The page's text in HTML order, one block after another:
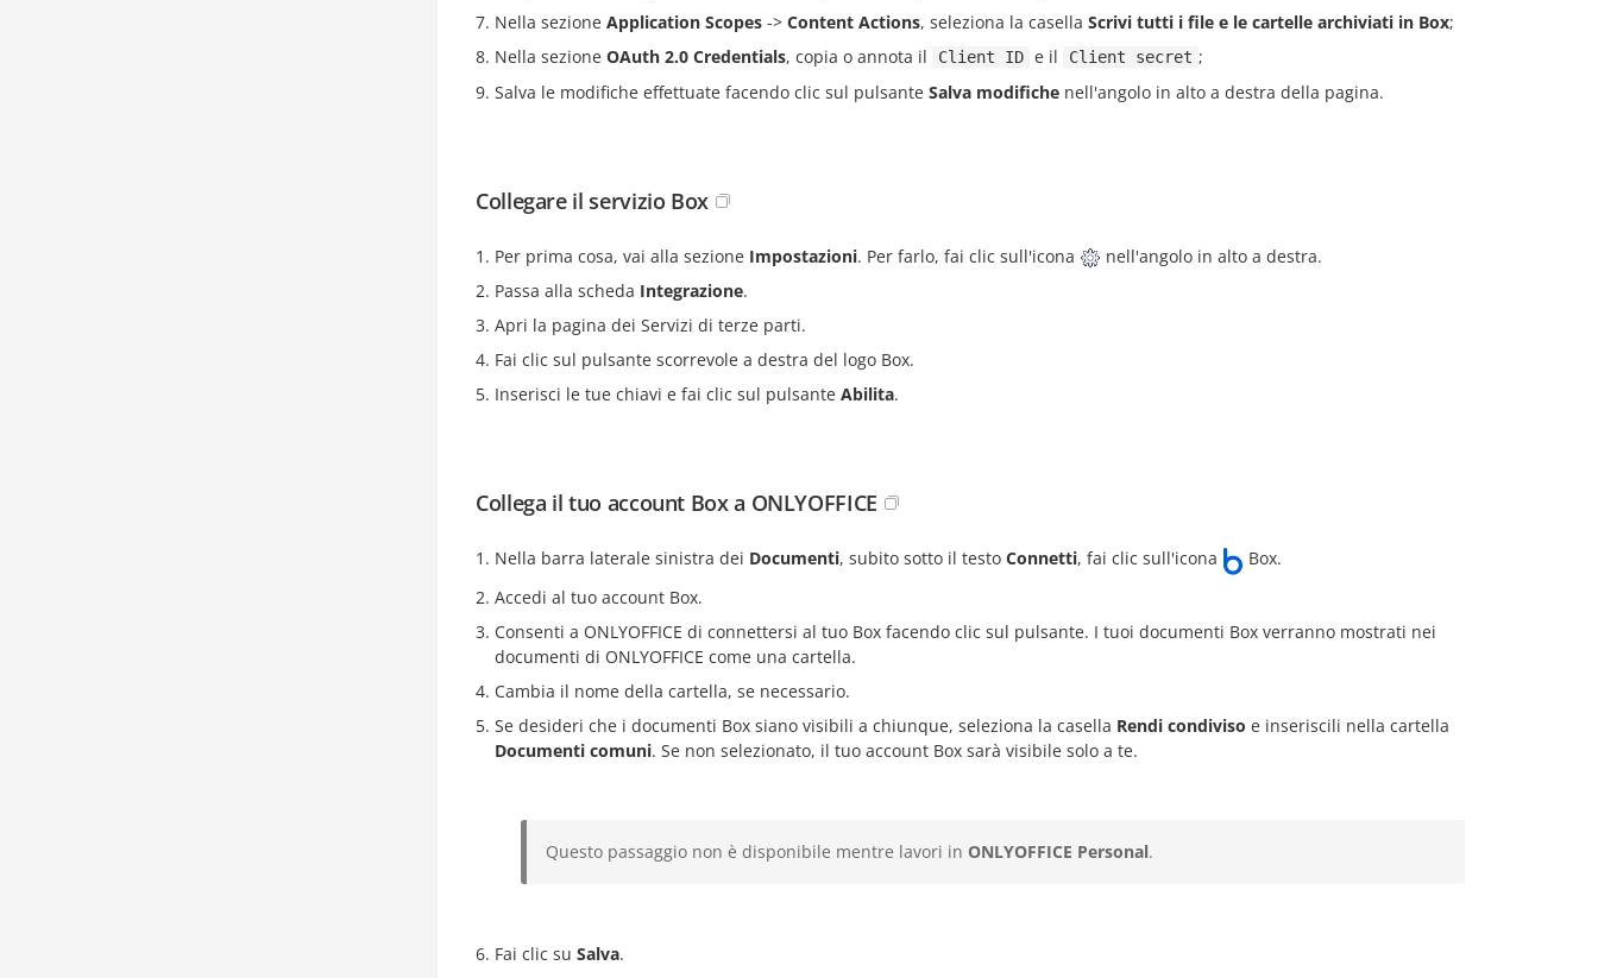
Nella sezione Application Scopes -> Content Actions, seleziona la casella Scrivi tutti i file e le cartelle archiviati in Box;
Nella sezione OAuth 2.0 Credentials, copia o annota il Client ID e il Client secret ;
Salva le modifiche effettuate facendo clic sul pulsante Salva modifiche nell'angolo in alto a destra della pagina.
Collegare il servizio Box
Per prima cosa, vai alla sezione Impostazioni. Per farlo, fai clic sull'icona
nell'angolo in alto a destra.
Passa alla scheda Integrazione.
Apri la pagina dei Servizi di terze parti.
Fai clic sul pulsante scorrevole a destra del logo Box.
Inserisci le tue chiavi e fai clic sul pulsante Abilita.
Collega il tuo account Box a ONLYOFFICE
Nella barra laterale sinistra dei Documenti, subito sotto il testo Connetti, fai clic sull'icona
Box.
Accedi al tuo account Box.
Consenti a ONLYOFFICE di connettersi al tuo Box facendo clic sul pulsante. I tuoi documenti Box verranno mostrati nei
documenti di ONLYOFFICE come una cartella.
Cambia il nome della cartella, se necessario.
Se desideri che i documenti Box siano visibili a chiunque, seleziona la casella Rendi condiviso e inseriscili nella cartella
Documenti comuni. Se non selezionato, il tuo account Box sarà visibile solo a te.
Questo passaggio non è disponibile mentre lavori in ONLYOFFICE Personal.
Fai clic su Salva.